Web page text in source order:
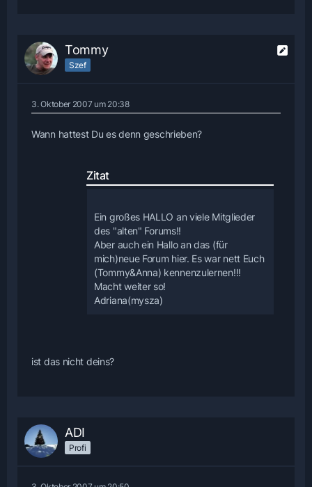
Tommy
Szef
3. Oktober 2007 um 20:38
Wann hattest Du es denn geschrieben?
Zitat
Ein großes HALLO an viele Mitglieder
des "alten" Forums!!
Aber auch ein Hallo an das (für
mich)neue Forum hier. Es war nett Euch
(Tommy&Anna) kennenzulernen!!!
Macht weiter so!
Adriana(mysza)
ist das nicht deins?
ADI
Profi